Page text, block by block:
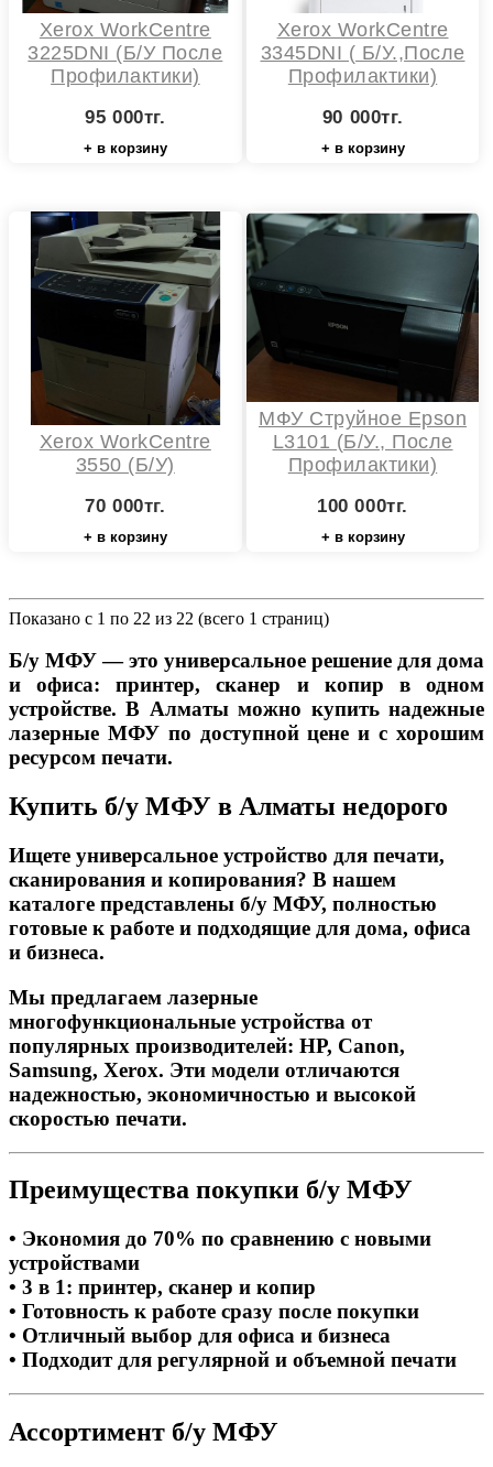
Xerox WorkCentre
3225DNI (Б/у После
Профилактики)
95 000тг.
+ в корзину
Xerox WorkCentre
3345DNI ( Б/у.,после
Профилактики)
90 000тг.
+ в корзину
Xerox WorkCentre
3550 (Б/У)
70 000тг.
+ в корзину
МФУ Струйное Epson
L3101 (Б/у., После
Профилактики)
100 000тг.
+ в корзину
Показано с 1 по 22 из 22 (всего 1 страниц)
Б/у МФУ — это универсальное решение для дома
и офиса: принтер, сканер и копир в одном
устройстве. В Алматы можно купить надежные
лазерные МФУ по доступной цене и с хорошим
ресурсом печати.
Купить б/у МФУ в Алматы недорого
Ищете универсальное устройство для печати,
сканирования и копирования? В нашем
каталоге представлены б/у МФУ, полностью
готовые к работе и подходящие для дома, офиса
и бизнеса.
Мы предлагаем лазерные
многофункциональные устройства от
популярных производителей: HP, Canon,
Samsung, Xerox. Эти модели отличаются
надежностью, экономичностью и высокой
скоростью печати.
Преимущества покупки б/у МФУ
• Экономия до 70% по сравнению с новыми
устройствами
• 3 в 1: принтер, сканер и копир
• Готовность к работе сразу после покупки
• Отличный выбор для офиса и бизнеса
• Подходит для регулярной и объемной печати
Ассортимент б/у МФУ